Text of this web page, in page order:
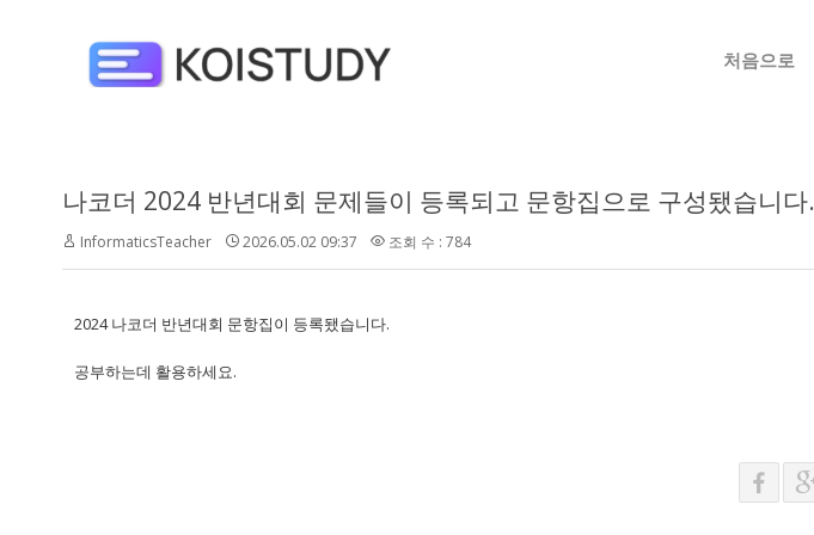
처음으로
나코더 2024 반년대회 문제들이 등록되고 문항집으로 구성됐습니다.
InformaticsTeacher 2026.05.02 09:37 조회 수 : 784
2024 나코더 반년대회 문항집이 등록됐습니다.
공부하는데 활용하세요.